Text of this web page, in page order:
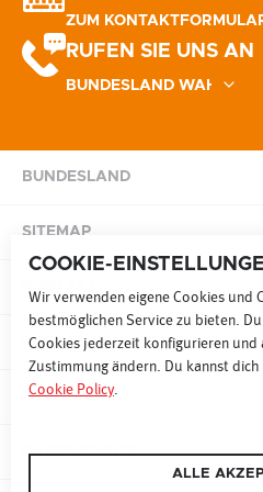
COOKIE-
Wir verwenden eigene Cookies und
bestmöglichen Service zu bieten.
Cookies jederzeit konfigurieren und
Zustimmung ändern. Du kannst
Cookie Policy.
ALLE
ZUM
RUFEN SIE UNS AN
BUNDESLAND
NATIONAL
KÄRNTEN
NIEDERÖSTERREICH
OBERÖSTERREICH
SITEMAP
RADIO
COOKIE PRÄFERENZEN
IMPRESSUM
DATENSCHUTZ